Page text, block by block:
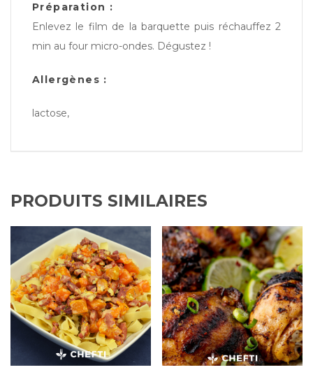
Préparation :
Enlevez le film de la barquette puis réchauffez 2
min au four micro-ondes. Dégustez !
Allergènes :
lactose,
PRODUITS SIMILAIRES